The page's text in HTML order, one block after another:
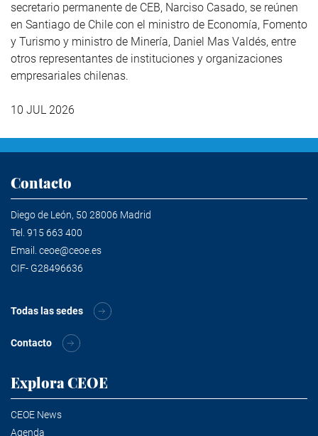
secretario permanente de CEB, Narciso Casado, se reúnen
en Santiago de Chile con el ministro de Economía, Fomento
y Turismo y ministro de Minería, Daniel Mas Valdés, entre
otros representantes de instituciones y organizaciones
empresariales chilenas.
10 JUL 2026
Contacto
Diego de León, 50 28006 Madrid
Tel. 915 663 400
Email. ceoe@ceoe.es
CIF- G28496636
Todas las sedes
Contacto
Explora CEOE
CEOE News
Agenda